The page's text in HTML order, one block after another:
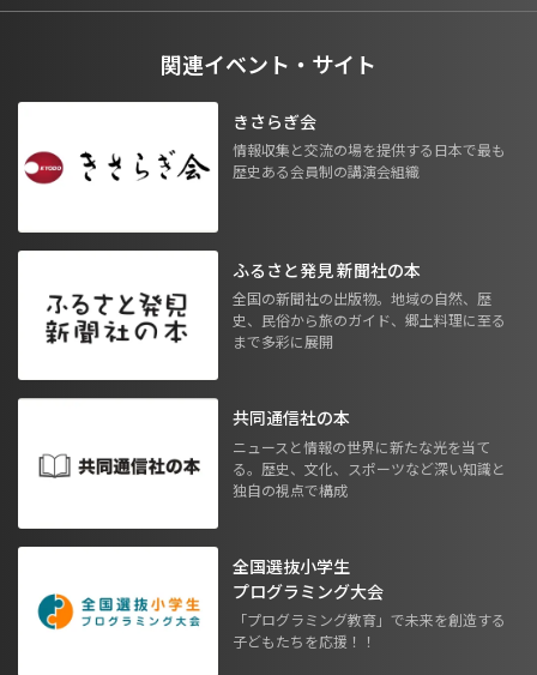
関連イベント・サイト
きさらぎ会
情報収集と交流の場を提供する日本で最も
歴史ある会員制の講演会組織
ふるさと発見 新聞社の本
全国の新聞社の出版物。地域の自然、歴
史、民俗から旅のガイド、郷土料理に至る
まで多彩に展開
共同通信社の本
ニュースと情報の世界に新たな光を当て
る。歴史、文化、スポーツなど深い知識と
独自の視点で構成
全国選抜小学生
プログラミング大会
「プログラミング教育」で未来を創造する
子どもたちを応援！！